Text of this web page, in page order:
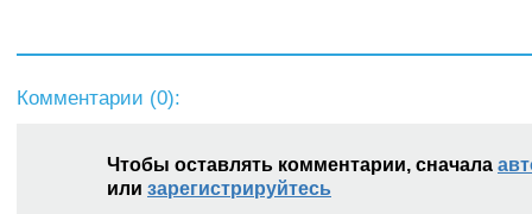
Комментарии (0):
Чтобы оставлять комментарии, сначала
или зарегистрируйтесь